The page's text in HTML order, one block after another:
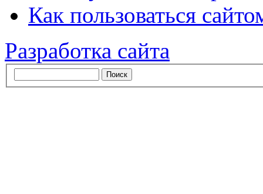
Как пользоваться
Разработка сайта